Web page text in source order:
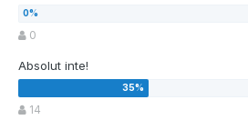
0
Absolut inte!
14